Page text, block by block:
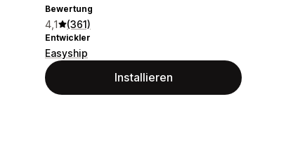
Bewertung
4,1 (361)
Entwickler
Easyship
Installieren